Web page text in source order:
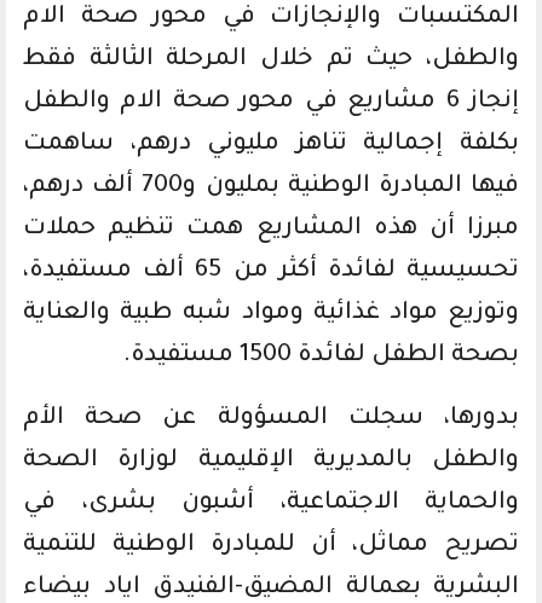
المكتسبات والإنجازات في محور صحة الام
والطفل، حيث تم خلال المرحلة الثالثة فقط
إنجاز 6 مشاريع في محور صحة الام والطفل
بكلفة إجمالية تناهز مليوني درهم، ساهمت
فيها المبادرة الوطنية بمليون و700 ألف درهم،
مبرزا أن هذه المشاريع همت تنظيم حملات
تحسيسية لفائدة أكثر من 65 ألف مستفيدة،
وتوزيع مواد غذائية ومواد شبه طبية والعناية
بصحة الطفل لفائدة 1500 مستفيدة.
بدورها، سجلت المسؤولة عن صحة الأم
والطفل بالمديرية الإقليمية لوزارة الصحة
والحماية الاجتماعية، أشبون بشرى، في
تصريح مماثل، أن للمبادرة الوطنية للتنمية
البشرية بعمالة المضيق-الفنيدق اياد بيضاء